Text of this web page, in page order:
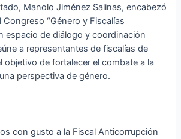
Manolo Jiménez Salinas, encabezó
Congreso “Género y Fiscalías
espacio de diálogo y coordinación
a representantes de fiscalías de
objetivo de fortalecer el combate a la
perspectiva de género.
con gusto a la Fiscal Anticorrupción